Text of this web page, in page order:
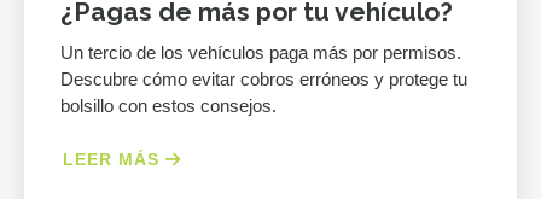
¿Pagas de más por tu vehículo?
Un tercio de los vehículos paga más por permisos.
Descubre cómo evitar cobros erróneos y protege tu
bolsillo con estos consejos.
LEER MÁS